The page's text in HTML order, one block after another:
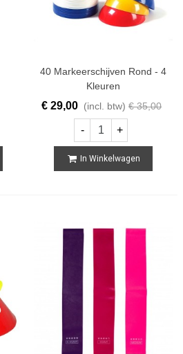
40 Markeerschijven Rond - 4
Kleuren
€ 29,00 (incl. btw) € 35,00
- +
In Winkelwagen